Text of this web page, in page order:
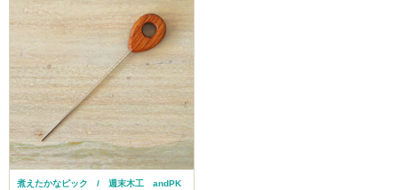
煮えたかなピック / 週末木工 andPK